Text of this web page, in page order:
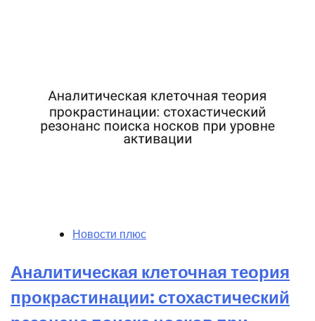
Новости плюс
Аналитическая клеточная теория
прокрастинации: стохастический